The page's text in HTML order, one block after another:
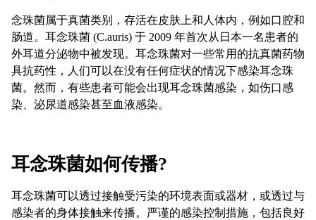
念珠菌属于真菌类别，存活在皮肤上和人体内，例如口腔和
肠道。耳念珠菌 (C.auris) 于 2009 年首次从日本一名患者的
外耳道分泌物中被发现。耳念珠菌对一些常用的抗真菌药物
具抗药性，人们可以在没有任何症状的情况下感染耳念珠
菌。然而，有些患者可能会出现耳念珠菌感染，如伤口感
染、泌尿道感染甚至血液感染。
耳念珠菌如何传播?
耳念珠菌可以透过接触受污染的环境表面或器材，或透过与
感染者的身体接触来传播。严谨的感染控制措施，包括良好